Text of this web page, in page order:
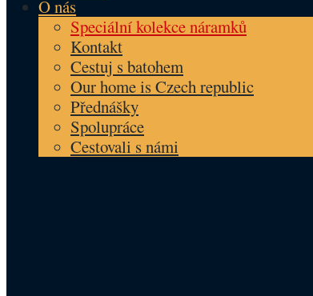
O nás
Speciální kolekce náramků
Kontakt
Cestuj s batohem
Our home is Czech republic
Přednášky
Spolupráce
Cestovali s námi